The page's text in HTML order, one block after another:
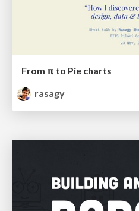
From π to Pie charts
rasagy